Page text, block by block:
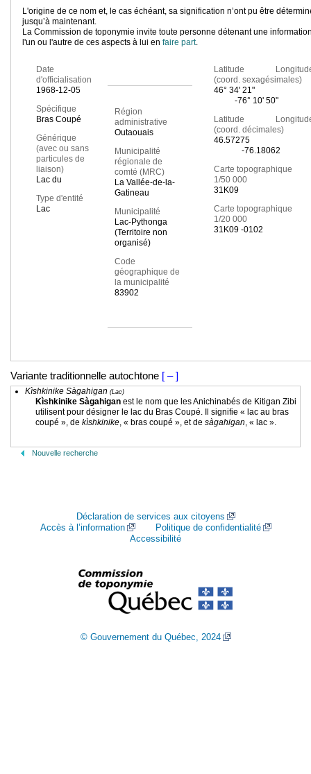
L'origine de ce nom et, le cas échéant, sa signification n’ont pu être
jusqu’à maintenant.
La Commission de toponymie invite toute personne détenant une
l'un ou l'autre de ces aspects à lui en faire part.
Date
d'officialisation
1968-12-05
Spécifique
Bras Coupé
Générique
(avec ou sans
particules de
liaison)
Lac du
Type d'entité
Lac
Région
administrative
Outaouais
Municipalité
régionale de
comté (MRC)
La Vallée-de-la-
Gatineau
Municipalité
Lac-Pythonga
(Territoire non
organisé)
Code
géographique de
la municipalité
83902
Latitude
(coord. sexagésimales)
46° 34' 21"
-76° 10' 50"
Latitude
(coord. décimales)
46.57275
-76.18062
Carte topographique
1/50 000
31K09
Carte topographique
1/20 000
31K09 -0102
Variante traditionnelle autochtone [ – ]
Kìshkinike Sàgahigan (Lac)
Kìshkinike Sàgahigan est le nom que les Anichinabés de Kitigan Zibi
utilisent pour désigner le lac du Bras Coupé. Il signifie « lac au bras
coupé », de kìshkinike, « bras coupé », et de sàgahigan, « lac ».
Nouvelle recherche
Déclaration de services aux citoyens
Accès à l’information
Politique de confidentialité
Accessibilité
© Gouvernement du Québec, 2024